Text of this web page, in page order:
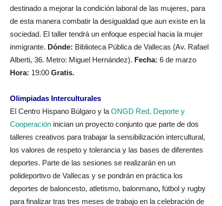
destinado a mejorar la condición laboral de las mujeres, para
de esta manera combatir la desigualdad que aun existe en la
sociedad. El taller tendrá un enfoque especial hacia la mujer
inmigrante. Dónde: Biblioteca Pública de Vallecas (Av. Rafael
Alberti, 36. Metro: Miguel Hernández). Fecha: 6 de marzo
Hora: 19:00 Gratis.
Olimpiadas Interculturales
El Centro Hispano Búlgaro y la ONGD Red, Deporte y
Cooperación inician un proyecto conjunto que parte de dos
talleres creativos para trabajar la sensibilización intercultural,
los valores de respeto y tolerancia y las bases de diferentes
deportes. Parte de las sesiones se realizarán en un
polideportivo de Vallecas y se pondrán en práctica los
deportes de baloncesto, atletismo, balonmano, fútbol y rugby
para finalizar tras tres meses de trabajo en la celebración de